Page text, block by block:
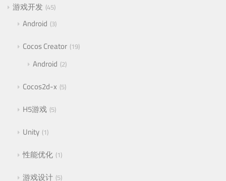
游戏开发 45
Android 3
Cocos Creator 19
Android 2
Cocos2d-x 5
H5游戏 5
Unity 1
性能优化 1
游戏设计 5